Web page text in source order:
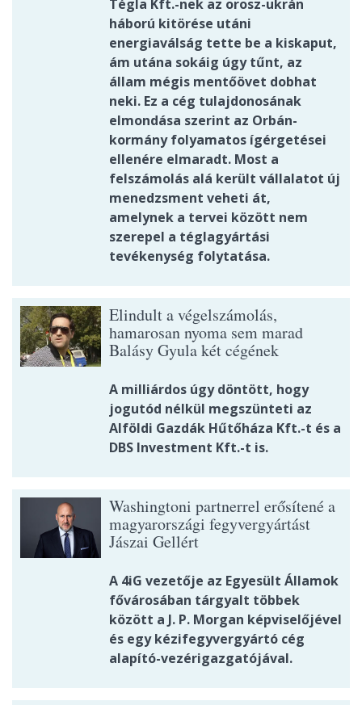
Tégla Kft.-nek az orosz-ukrán
háború kitörése utáni
energiaválság tette be a kiskaput,
ám utána sokáig úgy tűnt, az
állam mégis mentőövet dobhat
neki. Ez a cég tulajdonosának
elmondása szerint az Orbán-
kormány folyamatos ígérgetései
ellenére elmaradt. Most a
felszámolás alá került vállalatot új
menedzsment veheti át,
amelynek a tervei között nem
szerepel a téglagyártási
tevékenység folytatása.
Elindult a végelszámolás,
hamarosan nyoma sem marad
Balásy Gyula két cégének
A milliárdos úgy döntött, hogy
jogutód nélkül megszünteti az
Alföldi Gazdák Hűtőháza Kft.-t és a
DBS Investment Kft.-t is.
Washingtoni partnerrel erősítené a
magyarországi fegyvergyártást
Jászai Gellért
A 4iG vezetője az Egyesült Államok
fővárosában tárgyalt többek
között a J. P. Morgan képviselőjével
és egy kézifegyvergyártó cég
alapító-vezérigazgatójával.